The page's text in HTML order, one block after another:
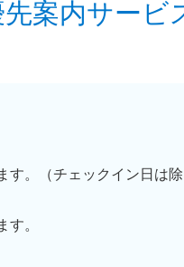
案内サー
。（チェックイン日は除
。